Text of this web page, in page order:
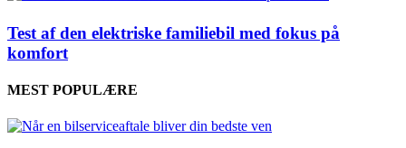
Test af den elektriske familiebil med fokus på
komfort
MEST POPULÆRE